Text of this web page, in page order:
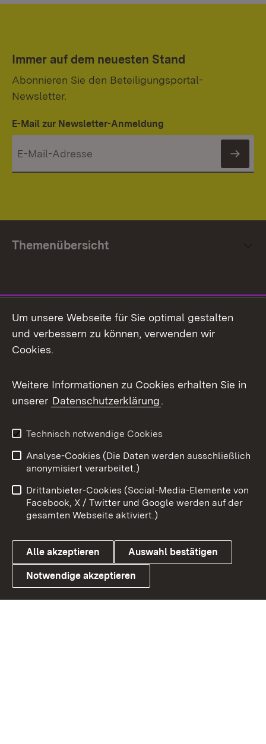
Immer auf dem neuesten Stand
Abonnieren Sie den Beteiligungsportal-
Newsletter.
E-Mail zur Newsletter-Anmeldung
Themenübersicht
Facebook
X / Twitter
Youtube
Link zum Landesportal
Impressum
Kontakt
Barrierefreiheit
Datenschutz
Cookies
Um unsere Webseite für Sie optimal gestalten
und verbessern zu können, verwenden wir
Cookies.
Weitere Informationen zu Cookies erhalten Sie in
unserer Datenschutzerklärung.
Technisch notwendige Cookies
Analyse-Cookies (Die Daten werden ausschließlich
anonymisiert verarbeitet.)
Drittanbieter-Cookies (Social-Media-Elemente von
Facebook, X / Twitter und Google werden auf der
gesamten Webseite aktiviert.)
Alle akzeptieren Auswahl bestätigen
Notwendige akzeptieren